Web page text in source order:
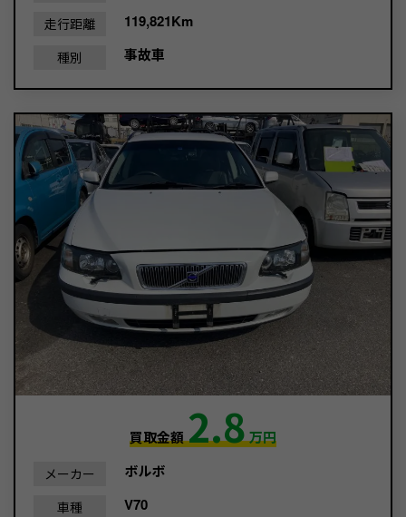
走行距離 119,821Km
種別 事故車
買取金額2.8万円
メーカー ボルボ
車種 V70